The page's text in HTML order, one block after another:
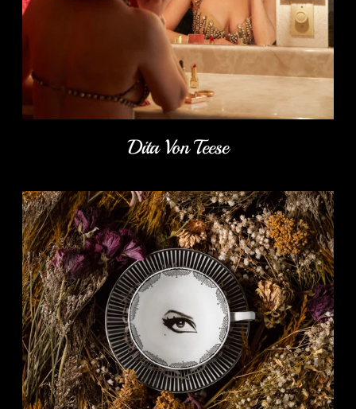
Dita Von Teese